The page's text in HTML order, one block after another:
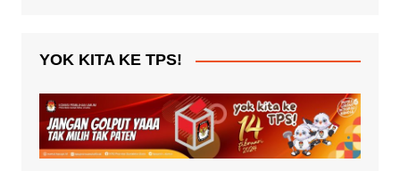
YOK KITA KE TPS!